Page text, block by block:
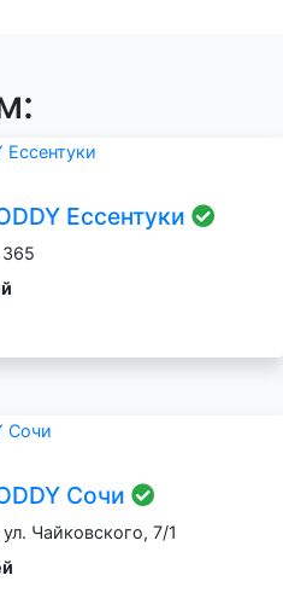
Ессентуки
365
Сочи
Чайковского, 7/1